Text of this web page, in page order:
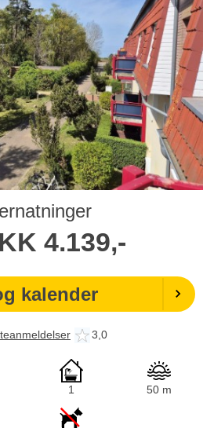
4.139,-
kalender
3,0
1 50 m